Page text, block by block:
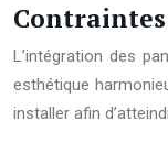
L’intégration des
esthétique
installer afin